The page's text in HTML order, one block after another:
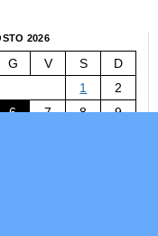
2026
G V S
D
1
2
6 7 8
9